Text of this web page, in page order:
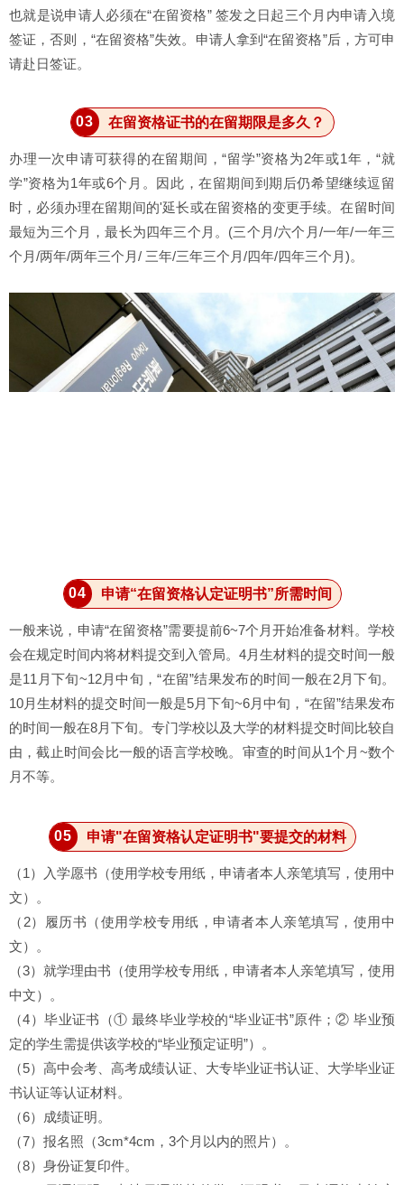
也就是说申请人必须在“在留资格” 签发之日起三个月内申请入境
签证，否则，“在留资格”失效。申请人拿到“在留资格”后，方可申
请赴日签证。
03 在留资格证书的在留期限是多久？
办理一次申请可获得的在留期间，“留学”资格为2年或1年，“就
学”资格为1年或6个月。因此，在留期间到期后仍希望继续逗留
时，必须办理在留期间的'延长或在留资格的变更手续。在留时间
最短为三个月，最长为四年三个月。(三个月/六个月/一年/一年三
个月/两年/两年三个月/ 三年/三年三个月/四年/四年三个月)。
04 申请“在留资格认定证明书”所需时间
一般来说，申请“在留资格”需要提前6~7个月开始准备材料。学校
会在规定时间内将材料提交到入管局。 4月生材料的提交时间一般
是11月下旬~12月中旬，“在留”结果发布的时间一般在2月下旬。
10月生材料的提交时间一般是5月下旬~6月中旬，“在留”结果发布
的时间一般在8月下旬。 专门学校以及大学的材料提交时间比较自
由，截止时间会比一般的语言学校晚。审查的时间从1个月~数个
月不等。
05 申请"在留资格认定证明书"要提交的材料
（1）入学愿书（使用学校专用纸，申请者本人亲笔填写，使用中
文）。
（2）履历书（使用学校专用纸，申请者本人亲笔填写，使用中
文）。
（3）就学理由书（使用学校专用纸，申请者本人亲笔填写，使用
中文）。
（4）毕业证书（① 最终毕业学校的“毕业证书”原件；② 毕业预
定的学生需提供该学校的“毕业预定证明”）。
（5）高中会考、高考成绩认证、大专毕业证书认证、大学毕业证
书认证等认证材料。
（6）成绩证明。
（7）报名照（3cm*4cm，3个月以内的照片）。
（8）身份证复印件。